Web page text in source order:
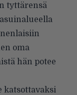
tyttärensä
oma
hän potee
katsottavaksi